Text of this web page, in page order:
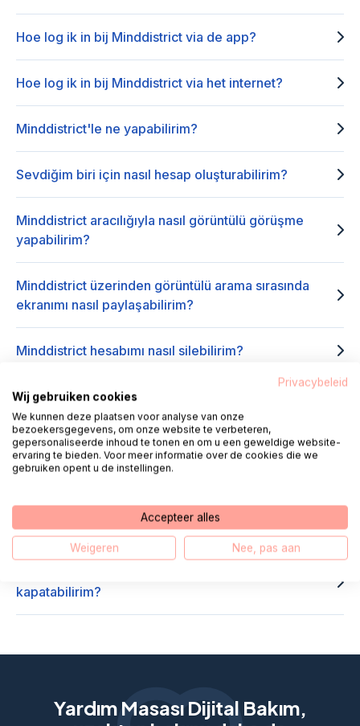
Hoe log ik in bij Minddistrict via de app?
Hoe log ik in bij Minddistrict via het internet?
Minddistrict'le ne yapabilirim?
Sevdiğim biri için nasıl hesap oluşturabilirim?
Minddistrict aracılığıyla nasıl görüntülü görüşme
yapabilirim?
Minddistrict üzerinden görüntülü arama sırasında
ekranımı nasıl paylaşabilirim?
Minddistrict hesabımı nasıl silebilirim?
Artık giriş yapamıyorum, ne yapabilirim?
Farklı kuruluşlarda birden fazla Minddistrict hesabım
var, bu nasıl çalışıyor?
Minddistrict uygulaması aracılığıyla nasıl görüntülü
görüşme yapabilirim?
kapatabilirim?
Yardım Masası Dijital Bakım,
Privacybeleid
Wij gebruiken cookies
We kunnen deze plaatsen voor analyse van onze
bezoekersgegevens, om onze website te verbeteren,
gepersonaliseerde inhoud te tonen en om u een geweldige website-
ervaring te bieden. Voor meer informatie over de cookies die we
gebruiken opent u de instellingen.
Accepteer alles
Weigeren Nee, pas aan